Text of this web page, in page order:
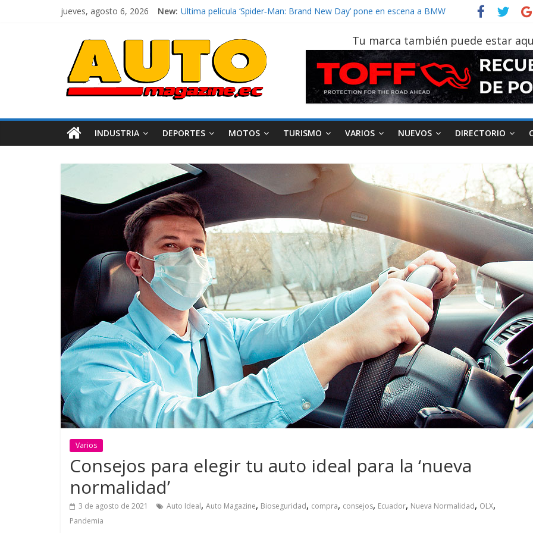
jueves, agosto 6, 2026 New: Ultima película ‘Spider‑Man: Brand New Day’ pone en escena a BMW
La Vuelta al Ecuador 2026, edición 47ª, recorre 7 provincias en 8 días
La FEDAK recibe 12 Sinotruk Bolden para cubrir las rutas de La Vuelta
El costo de tener un vehículo gana protagonismo a la hora de decidir
Tu marca también puede estar
INDUSTRIA DEPORTES MOTOS TURISMO VARIOS NUEVOS DIRECTORIO
Varios
Consejos para elegir tu auto ideal para la ‘nueva
normalidad’
3 de agosto de 2021 Auto Ideal, Auto Magazine, Bioseguridad, compra, consejos, Ecuador, Nueva Normalidad, OLX,
Pandemia
Varios
GM reafirma su
compromiso con movilidad
más segura y conectada
Movilidad Turismo Varios
¿Qué puede pasar con tu
vehículo si permanece
varios días sin usar?
AEADE Industria Motociclismo
Movilidad
Campaña busca cambiar
destino de los
en la región